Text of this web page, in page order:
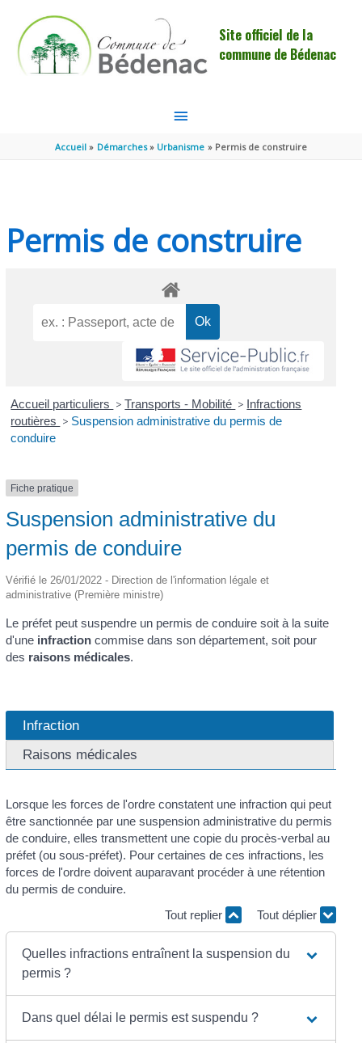
Site officiel de la
commune de Bédenac
MENU
PRINCIPAL
Accueil Démarches Urbanisme Permis de construire
Permis de construire
Accueil particuliers > Transports - Mobilité > Infractions
routières > Suspension administrative du permis de
conduire
Fiche pratique
Suspension administrative du
permis de conduire
Vérifié le 26/01/2022 - Direction de l'information légale et
administrative (Première ministre)
Le préfet peut suspendre un permis de conduire soit à la suite
d'une infractioncommise dans son département, soit pour
des raisons médicales.
Infraction
Raisons médicales
Lorsque les forces de l'ordre constatent une infraction qui peut
être sanctionnée par une suspension administrative du permis
de conduire, elles transmettent une copie du procès-verbal au
préfet (ou sous-préfet). Pour certaines de ces infractions, les
forces de l'ordre doivent auparavant procéder à une rétention
du permis de conduire.
Tout replier
Tout déplier
Quelles infractions entraînent la suspension du
permis ?
Dans quel délai le permis est suspendu ?